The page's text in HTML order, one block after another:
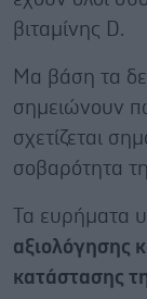
βιταμίνης D.
Μα βάση τα
σημειώνουν
σχετίζεται
σοβαρότητα
Τα ευρήματα
αξιολόγησης
κατάστασης